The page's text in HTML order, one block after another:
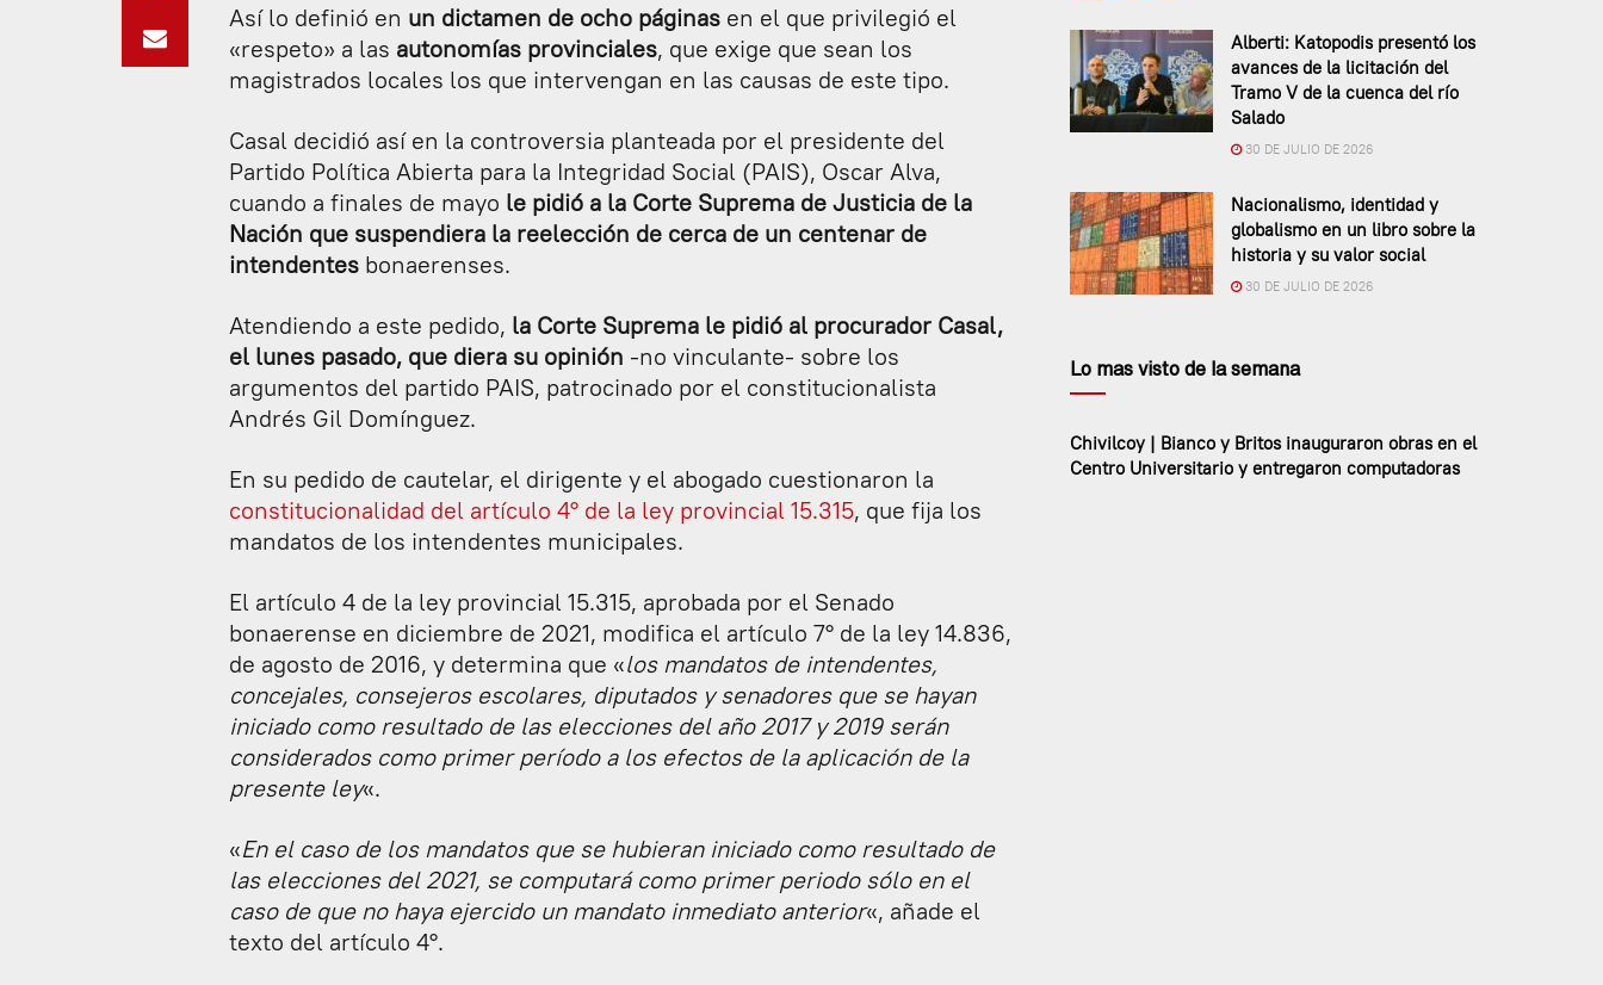
Así lo definió en un dictamen de ocho páginas en el que privilegió el
«respeto» a las autonomías provinciales, que exige que sean los
magistrados locales los que intervengan en las causas de este tipo.
Casal decidió así en la controversia planteada por el presidente del
Partido Política Abierta para la Integridad Social (PAIS), Oscar Alva,
cuando a finales de mayo le pidió a la Corte Suprema de Justicia de la
Nación que suspendiera la reelección de cerca de un centenar de
intendentes bonaerenses.
Atendiendo a este pedido, la Corte Suprema le pidió al procurador Casal,
el lunes pasado, que diera su opinión -no vinculante- sobre los
argumentos del partido PAIS, patrocinado por el constitucionalista
Andrés Gil Domínguez.
En su pedido de cautelar, el dirigente y el abogado cuestionaron la
constitucionalidad del artículo 4° de la ley provincial 15.315, que fija los
mandatos de los intendentes municipales.
El artículo 4 de la ley provincial 15.315, aprobada por el Senado
bonaerense en diciembre de 2021, modifica el artículo 7° de la ley 14.836,
de agosto de 2016, y determina que «los mandatos de intendentes,
concejales, consejeros escolares, diputados y senadores que se hayan
iniciado como resultado de las elecciones del año 2017 y 2019 serán
considerados como primer período a los efectos de la aplicación de la
presente ley«.
«En el caso de los mandatos que se hubieran iniciado como resultado de
las elecciones del 2021, se computará como primer periodo sólo en el
caso de que no haya ejercido un mandato inmediato anterior«, añade el
texto del artículo 4°.
Alberti: Katopodis presentó los
avances de la licitación del
Tramo V de la cuenca del río
Salado
30 DE JULIO DE 2026
Nacionalismo, identidad y
globalismo en un libro sobre la
historia y su valor social
30 DE JULIO DE 2026
Lo mas visto de la semana
Chivilcoy | Bianco y Britos inauguraron obras en el
Centro Universitario y entregaron computadoras